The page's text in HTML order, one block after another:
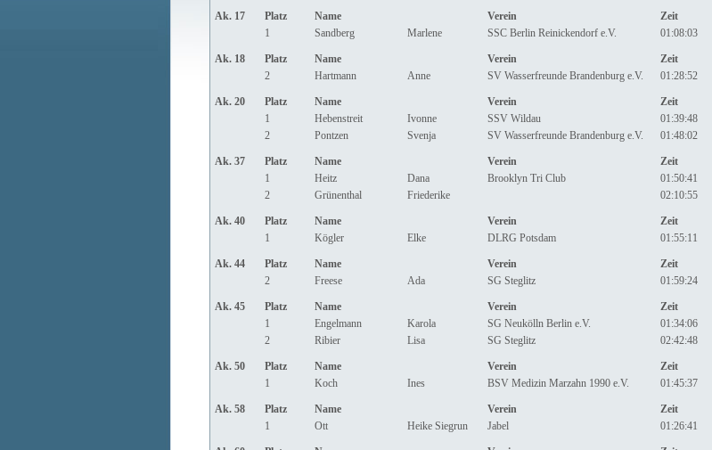
Ak. 17 Platz Name Verein Zeit
1
Sandberg Marlene SSC Berlin Reinickendorf e.V. 01:08:03
Ak. 18 Platz Name Verein Zeit
2
Hartmann Anne SV Wasserfreunde Brandenburg e.V. 01:28:52
Ak. 20 Platz Name Verein Zeit
1
Hebenstreit Ivonne SSV Wildau 01:39:48
2
Pontzen Svenja SV Wasserfreunde Brandenburg e.V. 01:48:02
Ak. 37 Platz Name Verein Zeit
1
Heitz Dana Brooklyn Tri Club 01:50:41
2
Grünenthal Friederike 02:10:55
Ak. 40 Platz Name Verein Zeit
1
Kögler Elke DLRG Potsdam 01:55:11
Ak. 44 Platz Name Verein Zeit
2
Freese Ada SG Steglitz 01:59:24
Ak. 45 Platz Name Verein Zeit
1
Engelmann Karola SG Neukölln Berlin e.V. 01:34:06
2
Ribier Lisa SG Steglitz 02:42:48
Ak. 50 Platz Name Verein Zeit
1
Koch Ines BSV Medizin Marzahn 1990 e.V. 01:45:37
Ak. 58 Platz Name Verein Zeit
1
Ott Heike Siegrun Jabel 01:26:41